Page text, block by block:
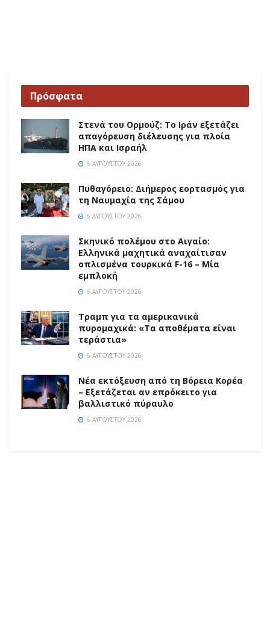
Πρόσφατα
Στενά του Ορμούζ: Το Ιράν εξετάζει
απαγόρευση διέλευσης για πλοία
ΗΠΑ και Ισραήλ
6 ΑΥΓΟΎΣΤΟΥ 2026
Πυθαγόρειο: Διήμερος εορτασμός για
τη Ναυμαχία της Σάμου
6 ΑΥΓΟΎΣΤΟΥ 2026
Σκηνικό πολέμου στο Αιγαίο:
Ελληνικά μαχητικά αναχαίτισαν
οπλισμένα τουρκικά F-16 – Μία
εμπλοκή
6 ΑΥΓΟΎΣΤΟΥ 2026
Τραμπ για τα αμερικανικά
πυρομαχικά: «Τα αποθέματα είναι
τεράστια»
6 ΑΥΓΟΎΣΤΟΥ 2026
Νέα εκτόξευση από τη Βόρεια Κορέα
– Εξετάζεται αν επρόκειτο για
βαλλιστικό πύραυλο
6 ΑΥΓΟΎΣΤΟΥ 2026